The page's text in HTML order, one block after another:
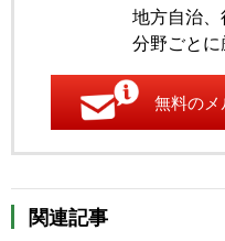
地方自治、
分野ごとに
無料の
関連記事